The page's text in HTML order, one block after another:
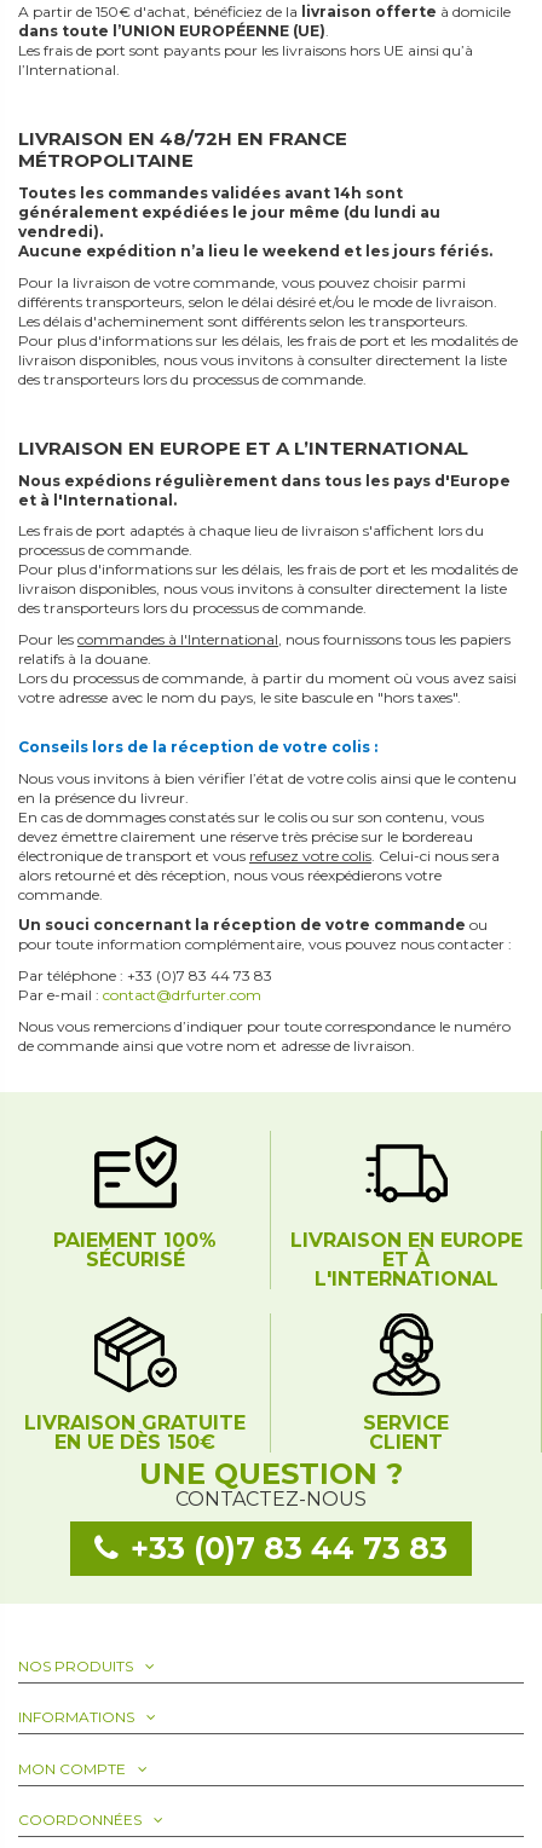
A partir de 150€ d'achat, bénéficiez de la livraison offerte à domicile
dans toute l’UNION EUROPÉENNE (UE)
Les frais de port sont payants pour les livraisons hors UE ainsi qu’à
l’International.
LIVRAISON EN 48/72H EN FRANCE
MÉTROPOLITAINE
Toutes les commandes validées avant 14h sont
généralement expédiées le jour même (du lundi au
vendredi).
Aucune expédition n’a lieu le weekend et les jours fériés.
Pour la livraison de votre commande, vous pouvez choisir parmi
différents transporteurs, selon le délai désiré et/ou le mode de livraison.
Les délais d'acheminement sont différents selon les transporteurs.
Pour plus d'informations sur les délais, les frais de port et les modalités de
livraison disponibles, nous vous invitons à consulter directement la liste
des transporteurs lors du processus de commande.
LIVRAISON EN EUROPE ET A L’INTERNATIONAL
Nous expédions régulièrement dans tous les pays d'Europe
et à l'International.
Les frais de port adaptés à chaque lieu de livraison s'affichent lors du
processus de commande.
Pour plus d'informations sur les délais, les frais de port et les modalités de
livraison disponibles, nous vous invitons à consulter directement la liste
des transporteurs lors du processus de commande.
Pour les commandes à l'International , nous fournissons tous les papiers
relatifs à la douane.
Lors du processus de commande, à partir du moment où vous avez saisi
votre adresse avec le nom du pays, le site bascule en "hors taxes".
Conseils lors de la réception de votre colis :
Nous vous invitons à bien vérifier l’état de votre colis ainsi que le contenu
en la présence du livreur.
En cas de dommages constatés sur le colis ou sur son contenu, vous
devez émettre clairement une réserve très précise sur le bordereau
électronique de transport et vous refusez votre colis . Celui-ci nous sera
alors retourné et dès réception, nous vous réexpédierons votre
commande.
Un souci concernant la réception de votre commande ou
pour toute information complémentaire, vous pouvez nous contacter :
Par téléphone : +33 (0)7 83 44 73 83
Par e-mail : contact@drfurter.com
Nous vous remercions d’indiquer pour toute correspondance le numéro
de commande ainsi que votre nom et adresse de livraison.
PAIEMENT 100%
SÉCURISÉ
LIVRAISON EN EUROPE
ET À
L'INTERNATIONAL
LIVRAISON GRATUITE
EN UE DÈS 150€
SERVICE
CLIENT
UNE QUESTION ?
CONTACTEZ-NOUS
+33 (0)7 83 44 73 83
NOS PRODUITS
INFORMATIONS
MON COMPTE
COORDONNÉES